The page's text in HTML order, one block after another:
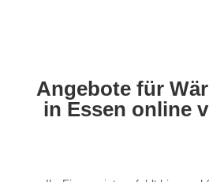
Angebote für
in Essen online